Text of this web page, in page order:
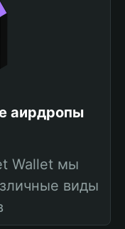
аирдропы
Wallet мы
виды